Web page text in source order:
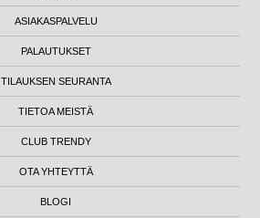
ASIAKASPALVELU
PALAUTUKSET
TILAUKSEN SEURANTA
TIETOA MEISTÄ
CLUB TRENDY
OTA YHTEYTTÄ
BLOGI